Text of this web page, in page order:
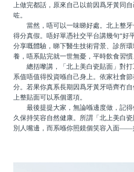
上做完都話，原來自己以前因爲牙黃同
咗。
當然，唔可以一味睇好處。北上整牙
得分真假。唔好單憑社交平台講幾句“好
分享嘅體驗，睇下醫生技術背景、診所
養，唔系貼完就一世無憂，平時飲食習慣
總括嚟講，「北上美白瓷貼面」對打
系值唔值得投資喺自己身上。依家社會
分。若果你真系長期因爲牙黃牙唔齊冇
上整貼面可以系個選項。
最後提提大家，無論喺邊度做，記得
久保持笑容自然健康。所謂「北上美白
別人嘴邊，而系喺你照鏡個笑容入面——